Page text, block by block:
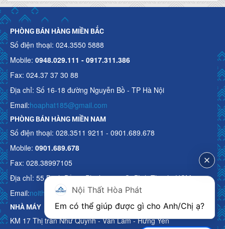
PHÒNG BÁN HÀNG MIỀN BẮC
Số điện thoại: 024.3550 5888
Mobile: 0948.029.111 - 0917.311.386
Fax: 024.37 37 30 88
Địa chỉ: Số 16-18 đường Nguyễn Bồ - TP Hà Nội
Email:hoaphat185@gmail.com
PHÒNG BÁN HÀNG MIỀN NAM
Số điện thoại: 028.3511 9211 - 0901.689.678
Mobile: 0901.689.678
Fax: 028.38997105
Địa chỉ: 55 Bạch Đằng, Phường 15, Q. Bình Thạnh, HCM
Email:noithathoaphattot@gmail.com
NHÀ MÁY
KM 17 Thị trấn Như Quỳnh - Văn Lâm - Hưng Yên
Nội Thất Hòa Phát